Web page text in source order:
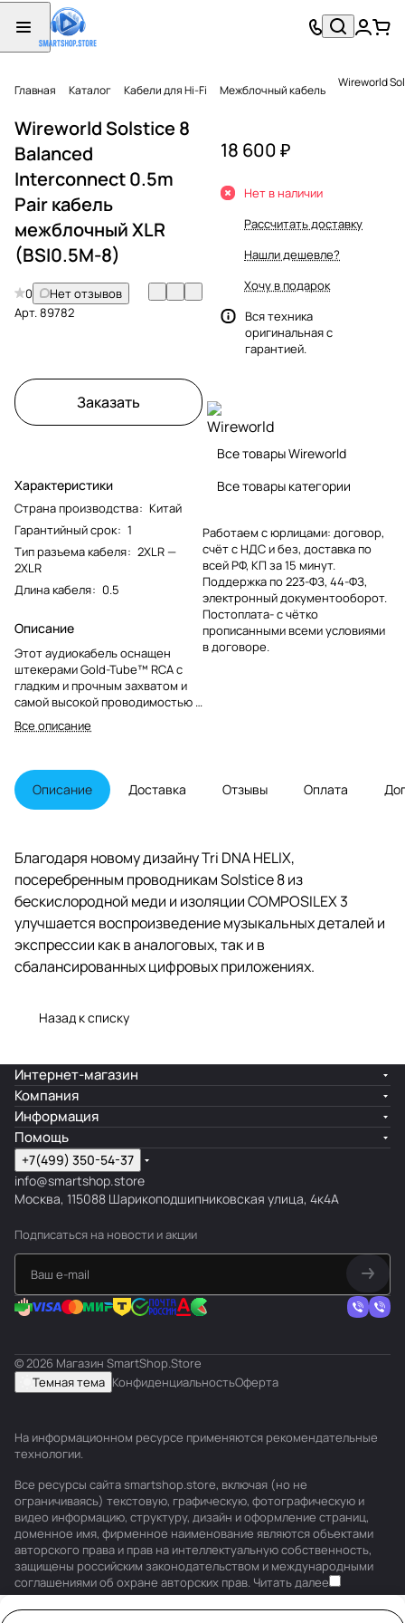
Главная Каталог Кабели для Hi-Fi Межблочный кабель Wireworld
Wireworld Solstice 8
Balanced
Interconnect 0.5m
Pair кабель
межблочный XLR
(BSI0.5M-8)
0
Нет отзывов
Арт.89782
Заказать
Характеристики
Страна производства: Китай
Гарантийный срок: 1
Тип разъема кабеля: 2XLR —
2XLR
Длина кабеля: 0.5
Описание
Этот аудиокабель оснащен
штекерами Gold-Tube™ RCA с
гладким и прочным захватом и
самой высокой проводимостью в
своем классе.
Все описание
18 600 ₽
Нет в наличии
Рассчитать доставку
Нашли дешевле?
Хочу в подарок
Вся техника
оригинальная с
гарантией.
Все товары Wireworld
Все товары категории
Работаем с юрлицами: договор,
счёт с НДС и без, доставка по
всей РФ, КП за 15 минут.
Поддержка по 223-ФЗ, 44-ФЗ,
электронный документооборот.
Постоплата- с чётко
прописанными всеми условиями
в договоре.
Описание Доставка Отзывы Оплата
Благодаря новому дизайну Tri DNA HELIX,
посеребренным проводникам Solstice 8 из
бескислородной меди и изоляции COMPOSILEX 3
улучшается воспроизведение музыкальных деталей и
экспрессии как в аналоговых, так и в
сбалансированных цифровых приложениях.
Назад к списку
Интернет-магазин
Компания
Информация
Помощь
+7(499) 350-54-37
info@smartshop.store
Москва, 115088 Шарикоподшипниковская улица, 4к4А
Подписаться на новости и акции
© 2026 Магазин SmartShop.Store
Темная тема КонфиденциальностьОферта
На информационном ресурсе применяются рекомендательные
технологии.
Все ресурсы сайта smartshop.store, включая (но не
ограничиваясь) текстовую, графическую, фотографическую и
видео информацию, структуру, дизайн и оформление страниц,
доменное имя, фирменное наименование являются объектами
авторского права и прав на интеллектуальную собственность,
защищены российским законодательством и международными
соглашениями об охране авторских прав. Читать далее